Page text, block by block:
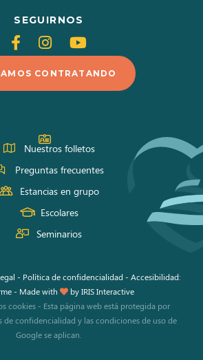
SEGUIRNOS
Siganos
en
Facebook
Siganos
en
Instagram
Siganos
en
Youtube
CONTRATANDO
Nuestros folletos
Preguntas frecuentes
Estancias en grupo
Escolares
Seminarios
- Política de confidencialidad - Accesibilidad:
- Made with byIRIS Interactive
cookies - Esta página web está protegida por
de confidencialidad y lascondiciones de usode
Google se aplican.